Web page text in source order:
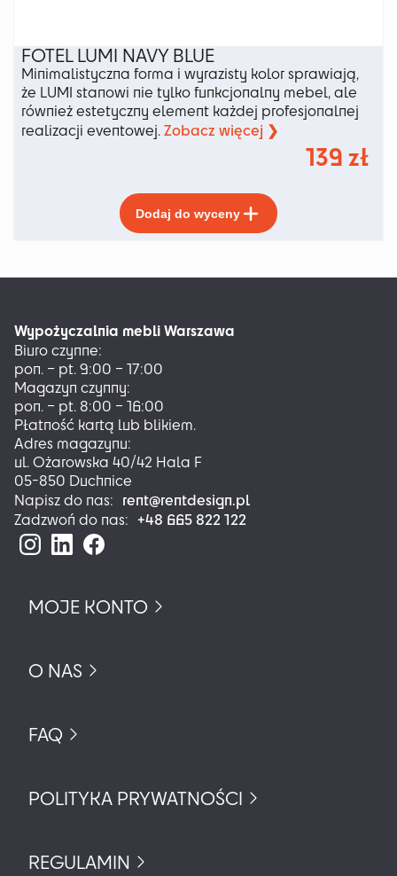
FOTEL LUMI NAVY BLUE
Minimalistyczna forma i wyrazisty kolor sprawiają,
że LUMI stanowi nie tylko funkcjonalny mebel, ale
również estetyczny element każdej profesjonalnej
realizacji eventowej.Zobacz więcej ❯
139 zł
Dodaj do wyceny
produkt
ma
wariantów.
wybrać
Wypożyczalnia mebli Warszawa
Biuro czynne:
pon. – pt. 9:00 – 17:00
Magazyn czynny:
pon. – pt. 8:00 – 16:00
Płatność kartą lub blikiem.
Adres magazynu:
ul. Ożarowska 40/42 Hala F
05-850 Duchnice
Napisz do nas: rent@rentdesign.pl
Zadzwoń do nas: +48 665 822 122
MOJE KONTO
O NAS
FAQ
POLITYKA PRYWATNOŚCI
REGULAMIN